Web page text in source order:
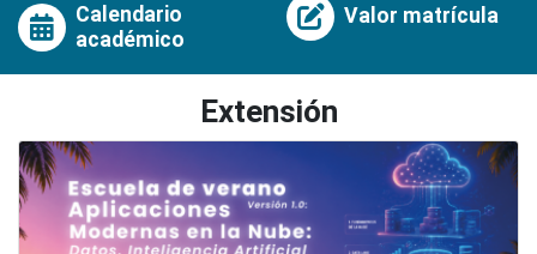
Calendario
académico
Valor matrícula
Extensión